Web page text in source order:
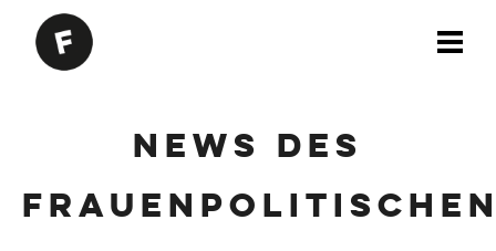
News des